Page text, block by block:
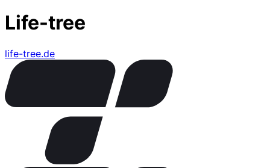
Life-tree
life-tree.de